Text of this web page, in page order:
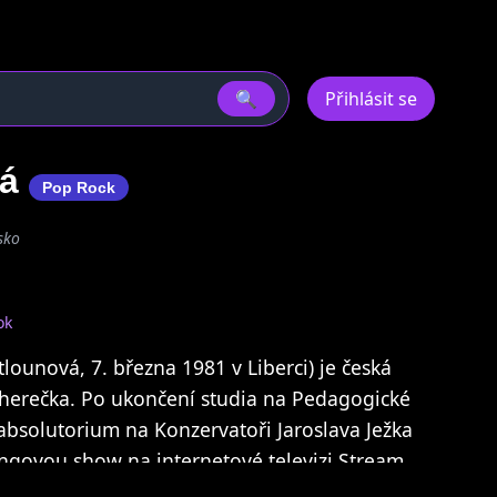
🔍 Přihlásit se
Pop Rock
7. března 1981 v Liberci) je česká
Po ukončení studia na Pedagogické
na Konzervatoři Jaroslava Ježka
show na internetové televizi Stream.
Katka, objevila se také v seriálu